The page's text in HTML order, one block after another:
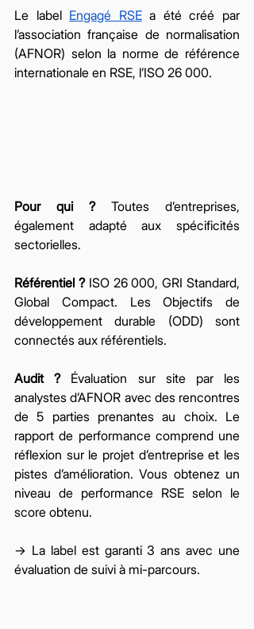
Le label Engagé RSE a été créé par
l’association française de normalisation
(AFNOR) selon la norme de référence
internationale en RSE, l’ISO 26 000.
Pour qui ? Toutes d’entreprises,
également adapté aux spécificités
sectorielles.
Référentiel ? ISO 26 000, GRI Standard,
Global Compact. Les Objectifs de
développement durable (ODD) sont
connectés aux référentiels.
Audit ? Évaluation sur site par les
analystes d’AFNOR avec des rencontres
de 5 parties prenantes au choix. Le
rapport de performance comprend une
réflexion sur le projet d’entreprise et les
pistes d’amélioration. Vous obtenez un
niveau de performance RSE selon le
score obtenu.
→ La label est garanti 3 ans avec une
évaluation de suivi à mi-parcours.